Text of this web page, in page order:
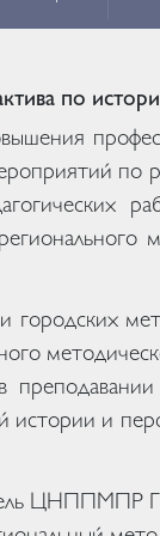
по
по
городских
и